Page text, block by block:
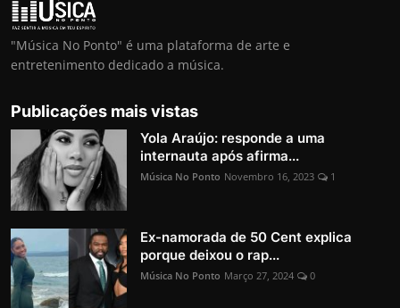
"Música No Ponto" é uma plataforma de arte e
entretenimento dedicado a música.
Publicações mais vistas
Yola Araújo: responde a uma
internauta após afirma...
Música No Ponto Novembro 16, 2023 1
Ex-namorada de 50 Cent explica
porque deixou o rap...
Música No Ponto Março 27, 2024 0